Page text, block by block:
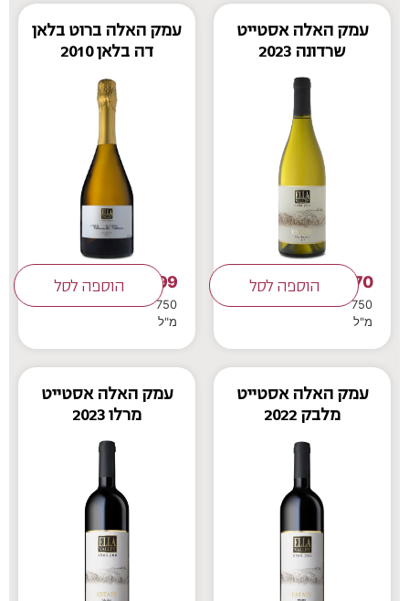
עמק האלה אסטייט
שרדונה 2023
70
750
מ"ל
הוספה לסל
עמק האלה ברוט בלאן
דה בלאן 2010
199
750
מ"ל
הוספה לסל
עמק האלה אסטייט
מלבק 2022
עמק האלה אסטייט
מרלו 2023